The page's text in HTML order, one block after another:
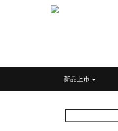
新品上市